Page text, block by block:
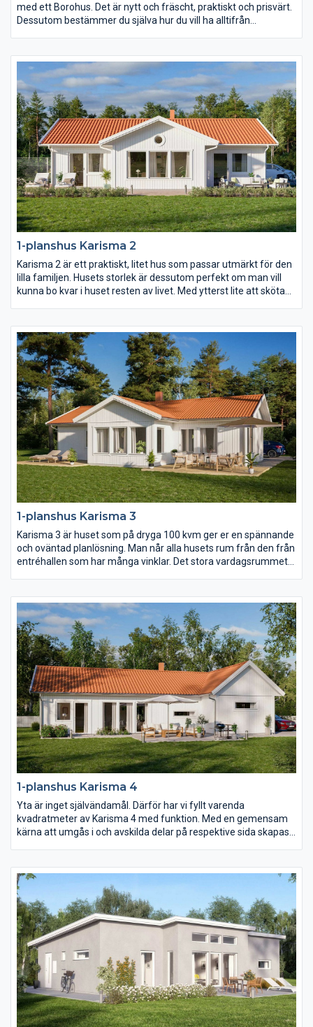
med ett Borohus. Det är nytt och fräscht, praktiskt och prisvärt.
Dessutom bestämmer du själva hur du vill ha alltifrån
och för er som vill bo lustfyllt i villa med minimalt att sköta om.
1-planshus Karisma 2
Karisma 2 är ett praktiskt, litet hus som passar utmärkt för den
lilla familjen. Husets storlek är dessutom perfekt om man vill
kunna bo kvar i huset resten av livet. Med ytterst lite att sköta
varje rum är generöst tilltagna och det finns stora möjligheter
att anpassa inredningen efter just era behov.
1-planshus Karisma 3
Karisma 3 är huset som på dryga 100 kvm ger er en spännande
och oväntad planlösning. Man når alla husets rum från den från
entréhallen som har många vinklar. Det stora vardagsrummet
samtidigt inte kompromissa för mycket med sovrum och
badrum.
1-planshus Karisma 4
Yta är inget självändamål. Därför har vi fyllt varenda
kvadratmeter av Karisma 4 med funktion. Med en gemensam
kärna att umgås i och avskilda delar på respektive sida skapas
och mer kostnadseffektiv.